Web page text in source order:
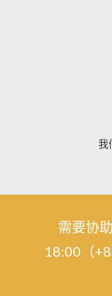
我
需要协
18:00（